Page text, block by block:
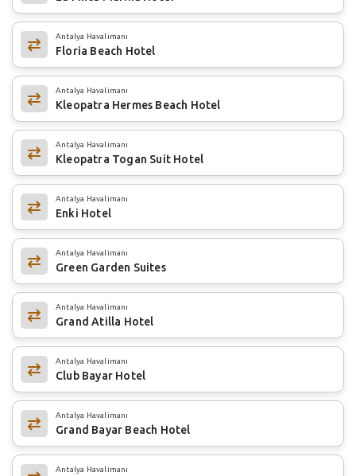
Antalya Havalimanı
Floria Beach Hotel
Antalya Havalimanı
Kleopatra Hermes Beach Hotel
Antalya Havalimanı
Kleopatra Togan Suit Hotel
Antalya Havalimanı
Enki Hotel
Antalya Havalimanı
Green Garden Suites
Antalya Havalimanı
Grand Atilla Hotel
Antalya Havalimanı
Club Bayar Hotel
Antalya Havalimanı
Grand Bayar Beach Hotel
Antalya Havalimanı